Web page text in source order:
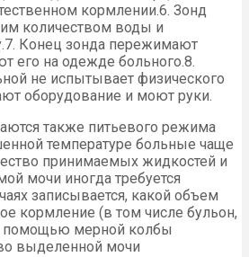
кормлении.6. Зонд
количеством воды и
Конец зонда пережимают
его на одежде больного.8.
не испытывает физического
оборудование и моют руки.
также питьевого режима
температуре больные чаще
принимаемых жидкостей и
мочи иногда требуется
записывается, какой объем
кормление (в том числе бульон,
помощью мерной колбы
выделенной мочи